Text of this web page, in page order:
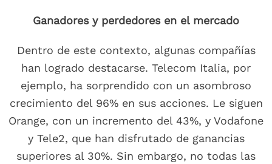
Ganadores y perdedores en el mercado
Dentro de este contexto, algunas compañías
han logrado destacarse. Telecom Italia, por
ejemplo, ha sorprendido con un asombroso
crecimiento del 96% en sus acciones. Le siguen
Orange, con un incremento del 43%, y Vodafone
y Tele2, que han disfrutado de ganancias
superiores al 30%. Sin embargo, no todas las